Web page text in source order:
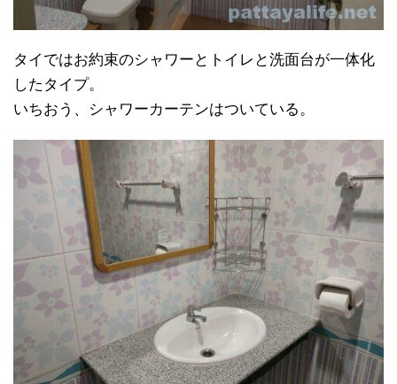
タイではお約束のシャワーとトイレと洗面台が一体化
したタイプ。
いちおう、シャワーカーテンはついている。